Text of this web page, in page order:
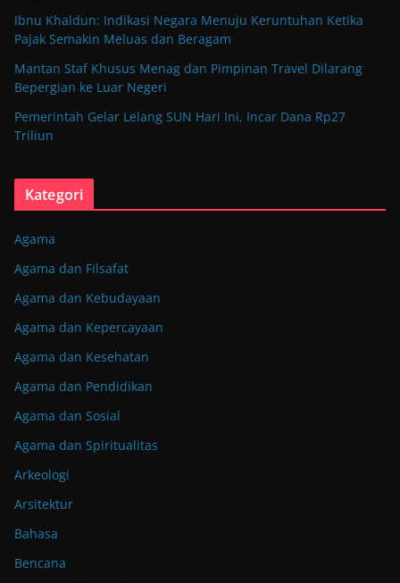
Ibnu Khaldun: Indikasi Negara Menuju Keruntuhan Ketika
Pajak Semakin Meluas dan Beragam
Mantan Staf Khusus Menag dan Pimpinan Travel Dilarang
Bepergian ke Luar Negeri
Pemerintah Gelar Lelang SUN Hari Ini, Incar Dana Rp27
Triliun
Kategori
Agama
Agama dan Filsafat
Agama dan Kebudayaan
Agama dan Kepercayaan
Agama dan Kesehatan
Agama dan Pendidikan
Agama dan Sosial
Agama dan Spiritualitas
Arkeologi
Arsitektur
Bahasa
Bencana